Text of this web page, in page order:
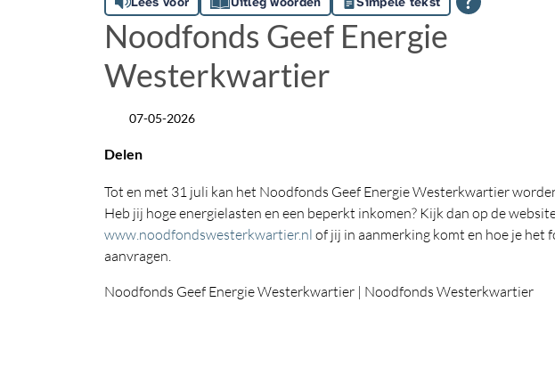
Noodfonds Geef Energie
Westerkwartier
Datum
07-05-2026
Delen
Tot en met 31 juli kan het Noodfonds Geef Energie Westerkwartier
Heb jij hoge energielasten en een beperkt inkomen? Kijk dan op de
www.noodfondswesterkwartier.nl of jij in aanmerking komt en hoe je het
aanvragen.
Noodfonds Geef Energie Westerkwartier | Noodfonds Westerkwartier